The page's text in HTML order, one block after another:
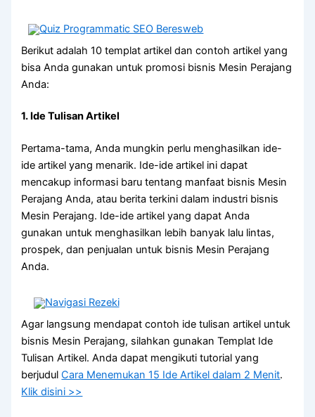
Berikut adalah 10 templat artikel dan contoh artikel yang
bisa Anda gunakan untuk promosi bisnis Mesin Perajang
Anda:
1. Ide Tulisan Artikel
Pertama-tama, Anda mungkin perlu menghasilkan ide-
ide artikel yang menarik. Ide-ide artikel ini dapat
mencakup informasi baru tentang manfaat bisnis Mesin
Perajang Anda, atau berita terkini dalam industri bisnis
Mesin Perajang. Ide-ide artikel yang dapat Anda
gunakan untuk menghasilkan lebih banyak lalu lintas,
prospek, dan penjualan untuk bisnis Mesin Perajang
Anda.
Agar langsung mendapat contoh ide tulisan artikel untuk
bisnis Mesin Perajang, silahkan gunakan Templat Ide
Tulisan Artikel. Anda dapat mengikuti tutorial yang
berjudulCara Menemukan 15 Ide Artikel dalam 2 Menit.
Klik disini >>